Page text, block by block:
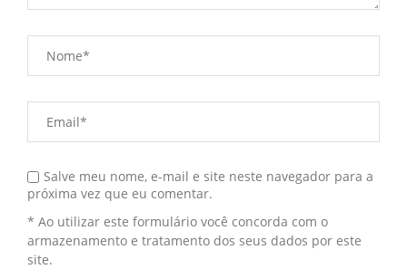
Salve meu nome, e-mail e site neste navegador para a
próxima vez que eu comentar.
* Ao utilizar este formulário você concorda com o
armazenamento e tratamento dos seus dados por este
site.